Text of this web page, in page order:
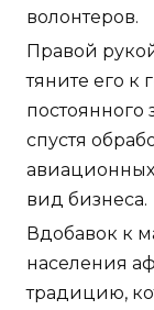
волонтеров.
Правой
тяните его к
постоянного
спустя
вид бизнеса.
Вдобавок к
населения
традицию,